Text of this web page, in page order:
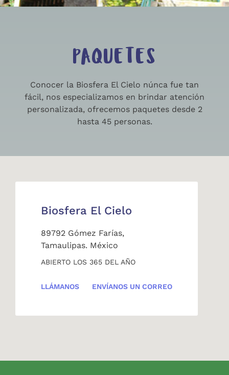
PAQUETES
Conocer la Biosfera El Cielo núnca fue tan
fácil, nos especializamos en brindar atención
personalizada, ofrecemos paquetes desde 2
hasta 45 personas.
Biosfera El Cielo
89792 Gómez Farías,
Tamaulipas. México
ABIERTO LOS 365 DEL AÑO
LLÁMANOS ENVÍANOS UN CORREO